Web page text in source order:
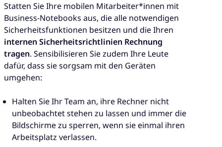
Statten Sie Ihre mobilen Mitarbeiter*innen mit
Business-Notebooks aus, die alle notwendigen
Sicherheitsfunktionen besitzen und die Ihren
internen Sicherheitsrichtlinien Rechnung
tragen. Sensibilisieren Sie zudem Ihre Leute
dafür, dass sie sorgsam mit den Geräten
umgehen:
Halten Sie Ihr Team an, ihre Rechner nicht
unbeobachtet stehen zu lassen und immer die
Bildschirme zu sperren, wenn sie einmal ihren
Arbeitsplatz verlassen.